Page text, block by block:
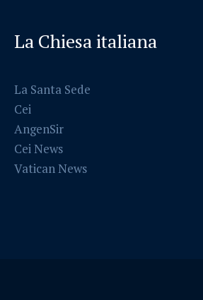
La Chiesa italiana
La Santa Sede
Cei
AngenSir
Cei News
Vatican News